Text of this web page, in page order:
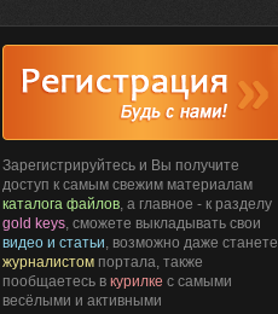
Зарегистрируйтесь и Вы получите
доступ к самым свежим материалам
каталога файлов, а главное - к разделу
gold keys, сможете выкладывать свои
видео и статьи, возможно даже станете
журналистом портала, также
пообщаетесь в курилке с самыми
весёлыми и активными